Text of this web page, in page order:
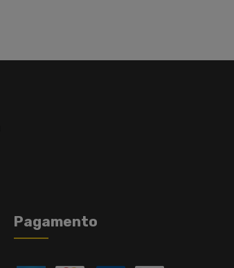
Pagamento